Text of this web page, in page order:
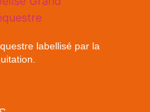
labellisé par la